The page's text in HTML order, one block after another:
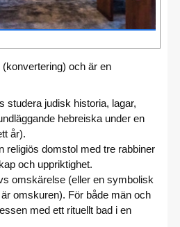
och är en
studera judisk historia, lagar,
hebreiska under en
år).
religiös domstol med tre rabbiner
och uppriktighet.
omskärelse (eller en symbolisk
omskuren). För både män och
med ett rituellt bad i en